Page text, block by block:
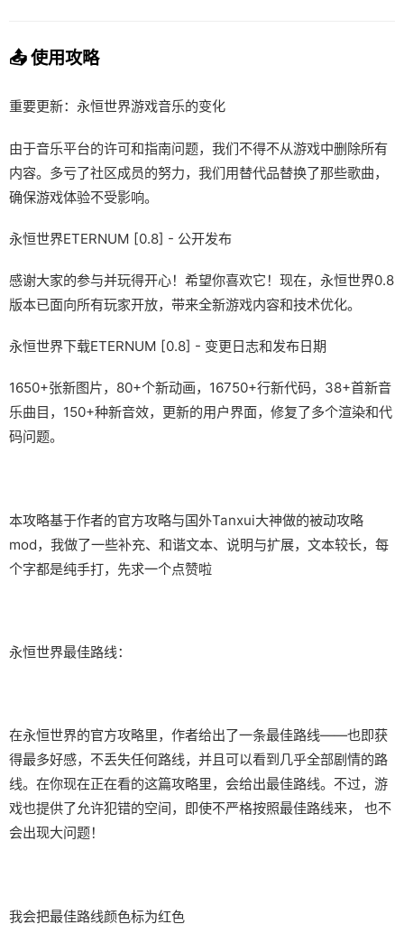
📤 使用攻略
重要更新：永恒世界游戏音乐的变化
由于音乐平台的许可和指南问题，我们不得不从游戏中删除所有
内容。多亏了社区成员的努力，我们用替代品替换了那些歌曲，
确保游戏体验不受影响。
永恒世界ETERNUM [0.8] - 公开发布
感谢大家的参与并玩得开心！希望你喜欢它！现在，永恒世界0.8
版本已面向所有玩家开放，带来全新游戏内容和技术优化。
永恒世界下载ETERNUM [0.8] - 变更日志和发布日期
1650+张新图片，80+个新动画，16750+行新代码，38+首新音
乐曲目，150+种新音效，更新的用户界面，修复了多个渲染和代
码问题。
本攻略基于作者的官方攻略与国外Tanxui大神做的被动攻略
mod，我做了一些补充、和谐文本、说明与扩展，文本较长，每
个字都是纯手打，先求一个点赞啦
永恒世界最佳路线：
在永恒世界的官方攻略里，作者给出了一条最佳路线——也即获
得最多好感，不丢失任何路线，并且可以看到几乎全部剧情的路
线。在你现在正在看的这篇攻略里，会给出最佳路线。不过，游
戏也提供了允许犯错的空间，即使不严格按照最佳路线来， 也不
会出现大问题！
我会把最佳路线颜色标为红色